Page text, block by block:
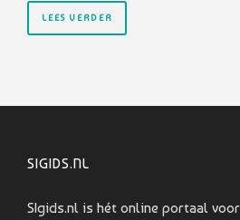
LEES VERDER
SIGIDS.NL
SIgids.nl is hét online portaal